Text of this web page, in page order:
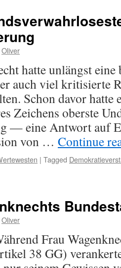
Oliver
hatte unlängst
auch viel kritisierte
Schon davor hatte
Zeichens oberste
— eine Antwort auf
von … Continue
| Tagged
Oliver
Frau
38 GG)